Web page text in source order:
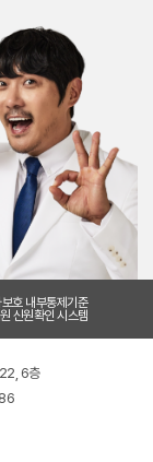
호 내부통제기준
신원확인 시스템
6층